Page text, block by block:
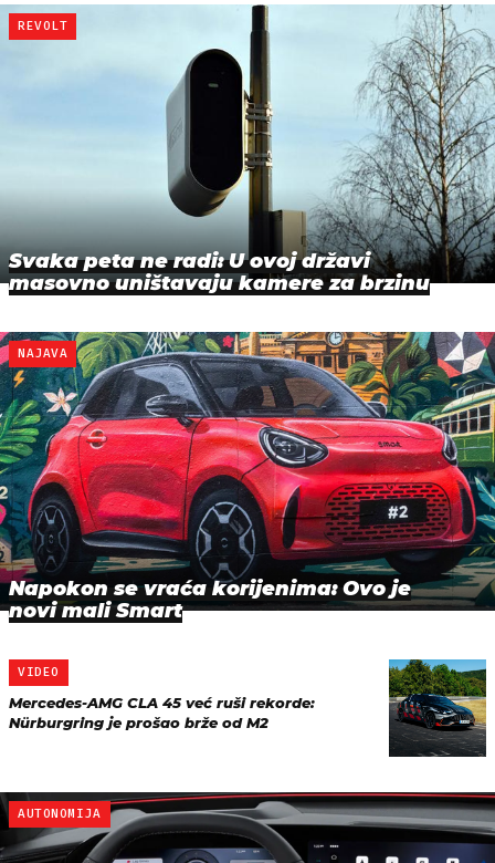
REVOLT
Svaka peta ne radi: U ovoj državi
masovno uništavaju kamere za brzinu
NAJAVA
Napokon se vraća korijenima: Ovo je
novi mali Smart
VIDEO
Mercedes-AMG CLA 45 već ruši rekorde:
Nürburgring je prošao brže od M2
AUTONOMIJA